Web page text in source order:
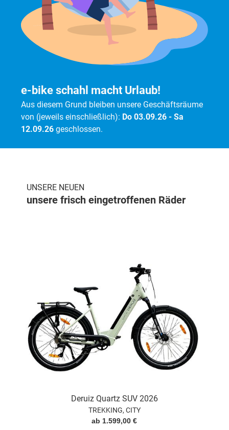
e-bike schahl macht Urlaub!
Aus diesem Grund bleiben unsere Geschäftsräume
von (jeweils einschließlich): Do 03.09.26 - Sa
12.09.26geschlossen.
UNSERE NEUEN
unsere frisch eingetroffenen Räder
Deruiz Quartz SUV 2026
TREKKING, CITY
ab 1.599,00 €